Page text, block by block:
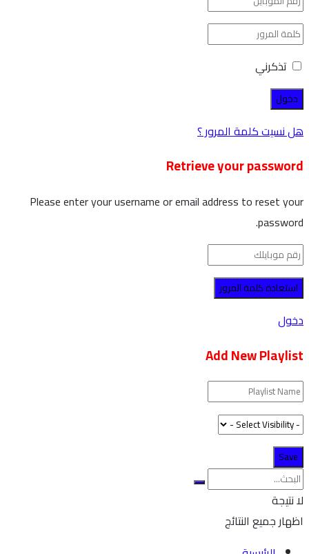
تذكرني
هل نسيت كلمة المرور ؟
Retrieve your password
Please enter your username or email address to reset your
password.
دخول
Add New Playlist
لا نتيجة
اظهار جميع النتائج